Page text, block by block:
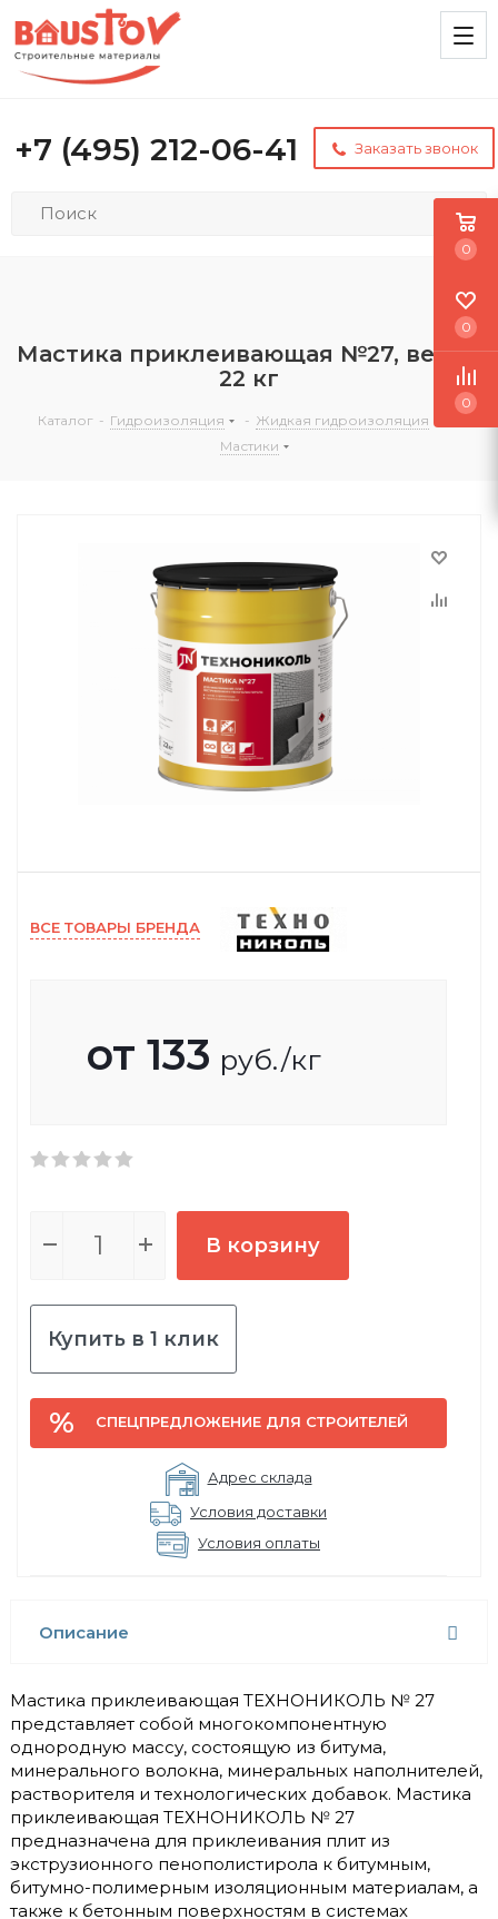
+7 (495) 212-06-41 Заказать звонок
Мастика приклеивающая №27, ведро
22 кг
Каталог - Гидроизоляция - Жидкая гидроизоляция
Мастики
ВСЕ ТОВАРЫ БРЕНДА
от 133 руб./кг
В корзину
Купить в 1 клик
СПЕЦПРЕДЛОЖЕНИЕ ДЛЯ СТРОИТЕЛЕЙ
Адрес склада
Условия доставки
Условия оплаты
Описание
Мастика приклеивающая ТЕХНОНИКОЛЬ № 27
представляет собой многокомпонентную
однородную массу, состоящую из битума,
минерального волокна, минеральных наполнителей,
растворителя и технологических добавок. Мастика
приклеивающая ТЕХНОНИКОЛЬ № 27
предназначена для приклеивания плит из
экструзионного пенополистирола к битумным,
битумно-полимерным изоляционным материалам, а
также к бетонным поверхностям в системах
0
0
0